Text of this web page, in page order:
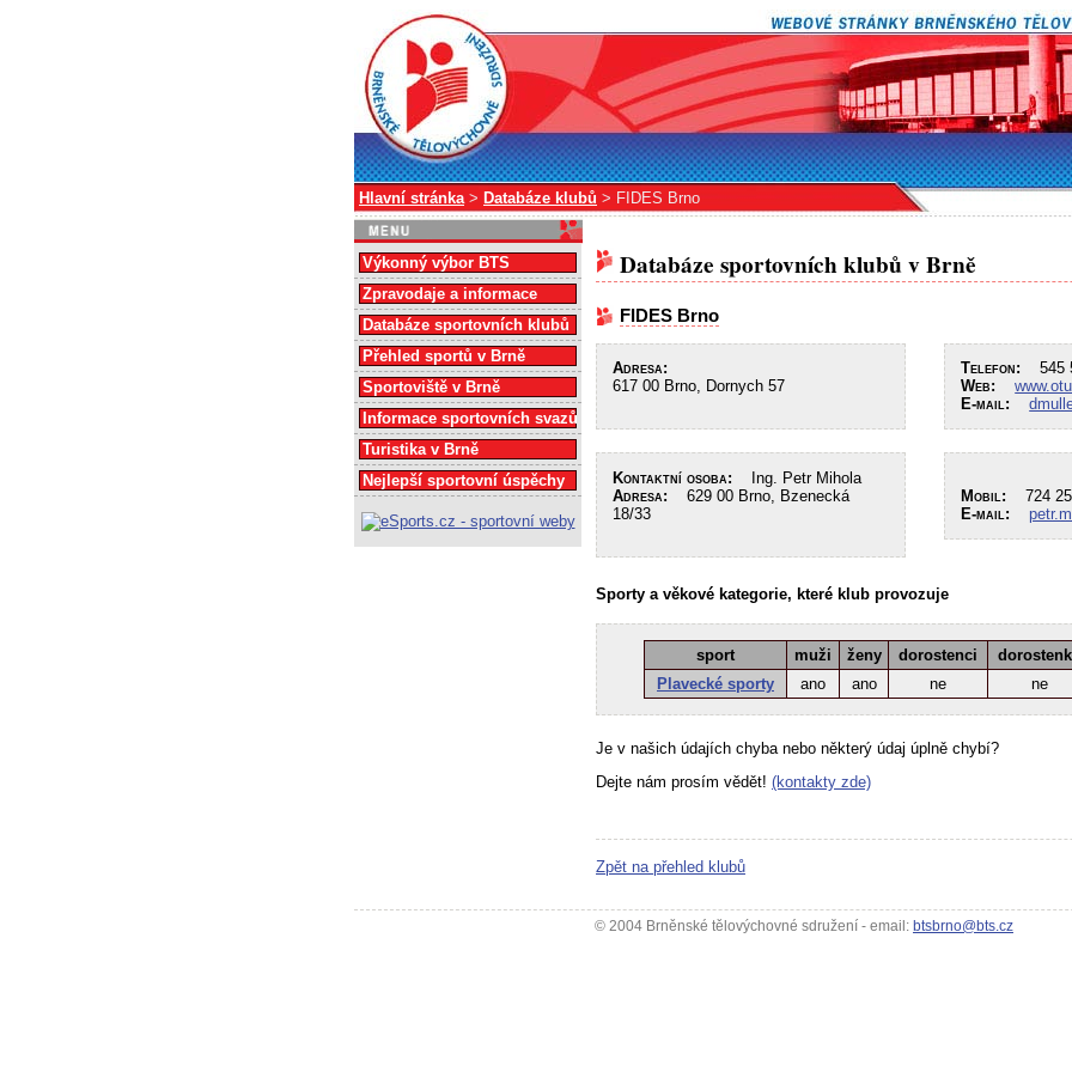
Hlavní stránka> Databáze klubů > FIDES Brno
Databáze sportovních klubů v Brně
FIDES Brno
Adresa:
617 00 Brno, Dornych 57
Telefon: 545
Web:
E-mail:
Kontaktní osoba: Ing. Petr Mihola
Adresa: 629 00 Brno, Bzenecká
18/33
Mobil: 724
E-mail:
Sporty a věkové kategorie, které klub provozuje
sport muži ženy dorostenci
Plavecké sporty
ano ano ne ne
Je v našich údajích chyba nebo některý údaj úplně chybí?
Dejte nám prosím vědět! (kontakty zde)
Zpět na přehled klubů
Výkonný výbor BTS
Zpravodaje a informace
Databáze sportovních klubů
Přehled sportů v Brně
Sportoviště v Brně
Informace sportovních svazů
Turistika v Brně
Nejlepší sportovní úspěchy
© 2004 Brněnské tělovýchovné sdružení - email: btsbrno@bts.cz